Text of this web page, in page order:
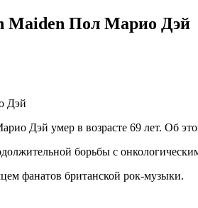
Maiden Пол Марио Дэй
Дэй умер в возрасте 69 лет. Об
борьбы с
фанатов британской рок-музыки.